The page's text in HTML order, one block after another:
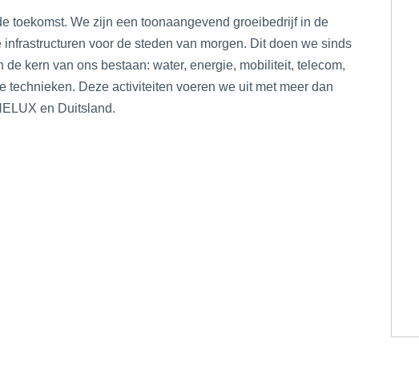
toekomst. We zijn een toonaangevend groeibedrijf in de
voor de steden van morgen. Dit doen we sinds
kern van ons bestaan: water, energie, mobiliteit, telecom,
technieken. Deze activiteiten voeren we uit met meer dan
en Duitsland.